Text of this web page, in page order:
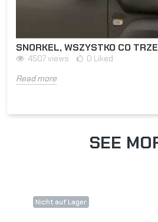
SNORKEL, WSZYSTKO CO
4507views 0 Liked
Read more
SEE
Nicht auf Lager